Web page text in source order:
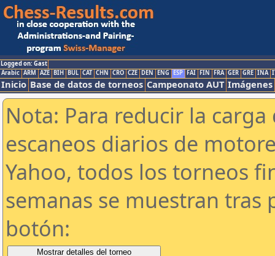
Logged on: Gast
Arabic ARM AZE BIH BUL CAT CHN CRO CZE DEN ENG ESP FAI FIN FRA GER GRE INA
Inicio Base de datos de torneos Campeonato AUT Imágenes
Nota: Para reducir la
escaneos diarios de
Yahoo, todos los torneos
semanas se muestran tras
botón: